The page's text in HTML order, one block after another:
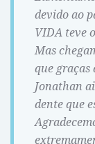
devido ao
VIDA teve
Mas
que graças
Jonathan
dente que